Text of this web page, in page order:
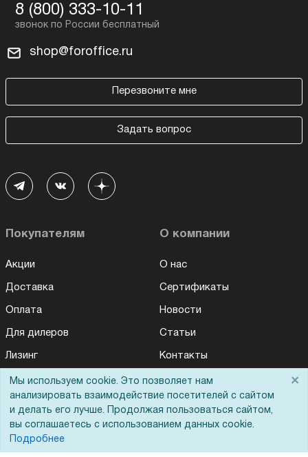
8 (800) 333-10-11
shop@foroffice.ru
Перезвоните мне
Задать вопрос
Покупателям
Акции
Доставка
Оплата
Для дилеров
Лизинг
Кредитование
Госучреждениям
Тендеры
Бренды
О компании
О нас
Сертификаты
Новости
Статьи
Контакты
Демопоказ
Мы используем cookie. Это позволяет нам
анализировать взаимодействие посетителей с сайтом
и делать его лучше. Продолжая пользоваться сайтом,
вы соглашаетесь с использованием данных cookie.
Подробнее
×